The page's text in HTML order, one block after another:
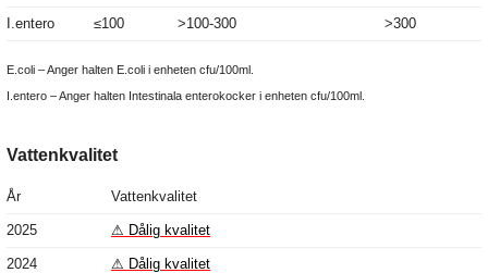
I.entero ≤100 >100-300 >300
E.coli – Anger halten E.coli i enheten cfu/100ml.
I.entero – Anger halten Intestinala enterokocker i enheten cfu/100ml.
Vattenkvalitet
År Vattenkvalitet
2025 ⚠ Dålig kvalitet
2024 ⚠ Dålig kvalitet